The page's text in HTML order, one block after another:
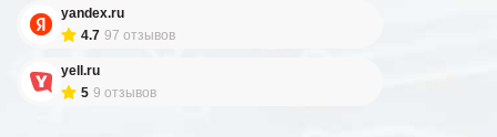
yandex.ru
4.7 97 отзывов
yell.ru
5 9 отзывов